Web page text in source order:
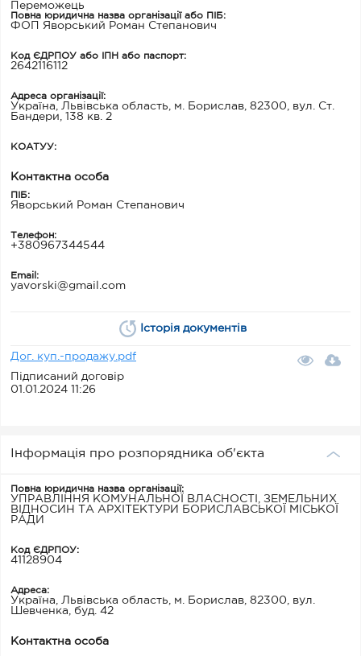
Переможець
Повна юридична назва організації або ПІБ:
ФОП Яворський Роман Степанович
Код ЄДРПОУ або ІПН або паспорт:
2642116112
Адреса організації:
Україна, Львівська область, м. Борислав, 82300, вул. Ст.
Бандери, 138 кв. 2
КОАТУУ:
Контактна особа
ПІБ:
Яворський Роман Степанович
Телефон:
+380967344544
Email:
yavorski@gmail.com
Історія документів
Дог. куп.-продажу.pdf
Підписаний договір
01.01.2024 11:26
Інформація про розпорядника об'єкта
Повна юридична назва організації:
УПРАВЛІННЯ КОМУНАЛЬНОЇ ВЛАСНОСТІ, ЗЕМЕЛЬНИХ
ВІДНОСИН ТА АРХІТЕКТУРИ БОРИСЛАВСЬКОЇ МІСЬКОЇ
РАДИ
Код ЄДРПОУ:
41128904
Адреса:
Україна, Львівська область, м. Борислав, 82300, вул.
Шевченка, буд. 42
Контактна особа